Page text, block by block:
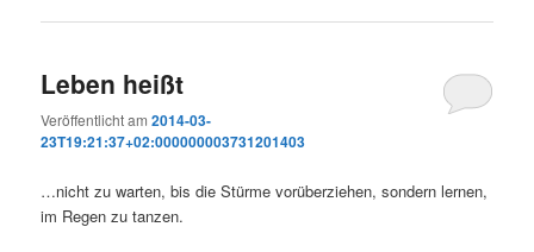
Leben heißt
Veröffentlicht am2014-03-
23T19:21:37+02:000000003731201403
…nicht zu warten, bis die Stürme vorüberziehen, sondern lernen,
im Regen zu tanzen.